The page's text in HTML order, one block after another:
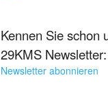
Kennen Sie schon
29KMS Newsletter:
Newsletter abonnieren